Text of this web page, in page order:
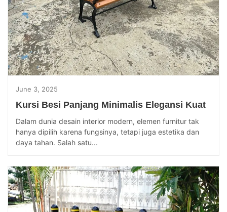
June 3, 2025
Kursi Besi Panjang Minimalis Elegansi Kuat
Dalam dunia desain interior modern, elemen furnitur tak
hanya dipilih karena fungsinya, tetapi juga estetika dan
daya tahan. Salah satu...